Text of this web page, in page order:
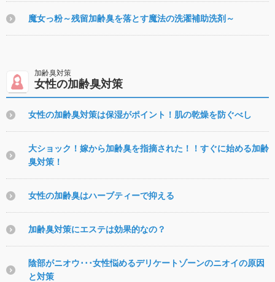
魔女っ粉～残留加齢臭を落とす魔法の洗濯補助洗剤～
女性の加齢臭対策
女性の加齢臭対策は保湿がポイント！肌の乾燥を防ぐべし
大ショック！嫁から加齢臭を指摘された！！すぐに始める加齢
臭対策！
女性の加齢臭はハーブティーで抑える
加齢臭対策にエステは効果的なの？
陰部がニオウ･･･女性悩めるデリケートゾーンのニオイの原因
と対策